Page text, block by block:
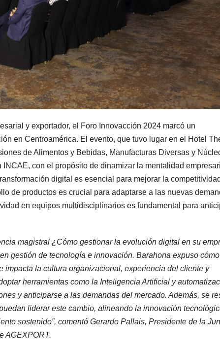
y exportador, el Foro Innovacción 2024 marcó un
en Centroamérica. El evento, que tuvo lugar en el Hotel
de Alimentos y Bebidas, Manufacturas Diversas y
con el propósito de dinamizar la mentalidad
digital es esencial para mejorar la
de productos es crucial para adaptarse a las nuevas
en equipos multidisciplinarios es fundamental para
magistral ¿Cómo gestionar la evolución digital en su
gestión de tecnología e innovación. Barahona expuso
impacta la cultura organizacional, experiencia del cliente y
herramientas como la Inteligencia Artificial y
y anticiparse a las demandas del mercado. Además, se
liderar este cambio, alineando la innovación
sostenido”, comentó Gerardo Pallais, Presidente de la
AGEXPORT.